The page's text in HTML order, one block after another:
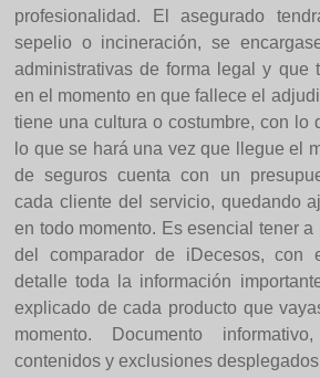
profesionalidad. El asegurado
sepelio o incineración, se
administrativas de forma legal y que
en el momento en que fallece el
tiene una cultura o costumbre, con lo
lo que se hará una vez que llegue el
de seguros cuenta con un
cada cliente del servicio, quedando
en todo momento. Es esencial tener a
del comparador de iDecesos, con
detalle toda la información
explicado de cada producto que
momento. Documento
contenidos y exclusiones